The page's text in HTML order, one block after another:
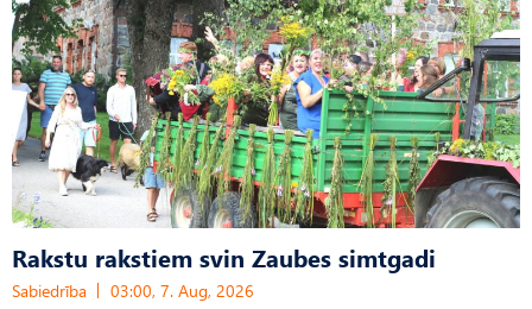
Rakstu rakstiem svin Zaubes simtgadi
Sabiedrība 03:00, 7. Aug, 2026